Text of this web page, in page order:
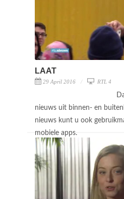
LAAT
29 April 2016 RTL 4
nieuws uit binnen- en
nieuws kunt u ook
mobiele apps.